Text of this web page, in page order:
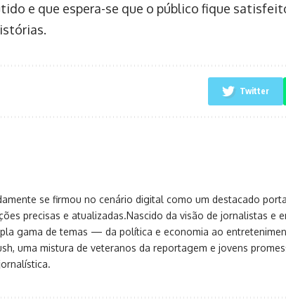
e que espera-se que o público fique
Twitter
se firmou no cenário digital como um destacado
precisas e atualizadas.Nascido da visão de jornalistas e
gama de temas — da política e economia ao
uma mistura de veteranos da reportagem e jovens